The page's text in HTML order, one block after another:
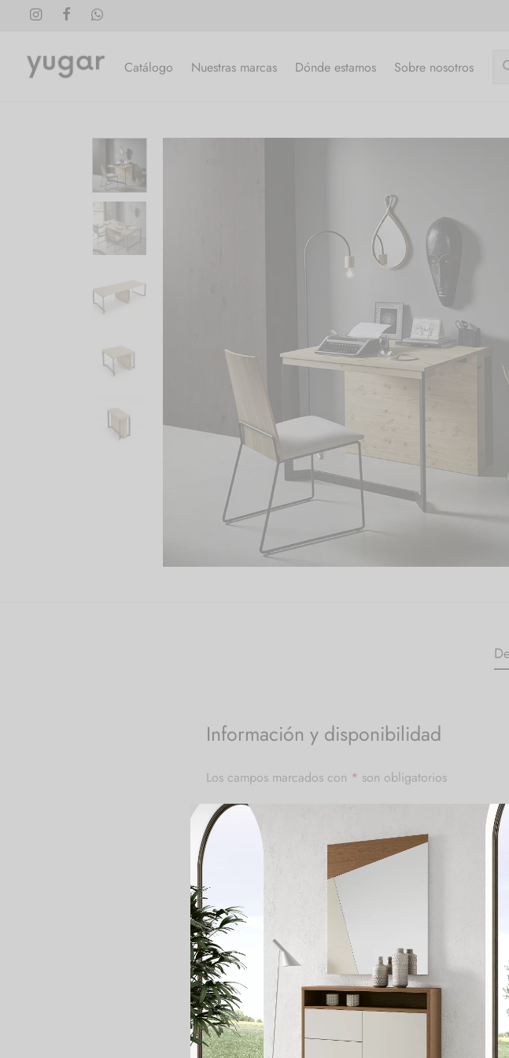
Catálogo Nuestras marcas Dónde estamos Sobre nosotros
Información y disponibilidad
Los campos marcados con * son obligatorios
Nombre y apellidos
Correo electrónico
Teléfono
Código postal *